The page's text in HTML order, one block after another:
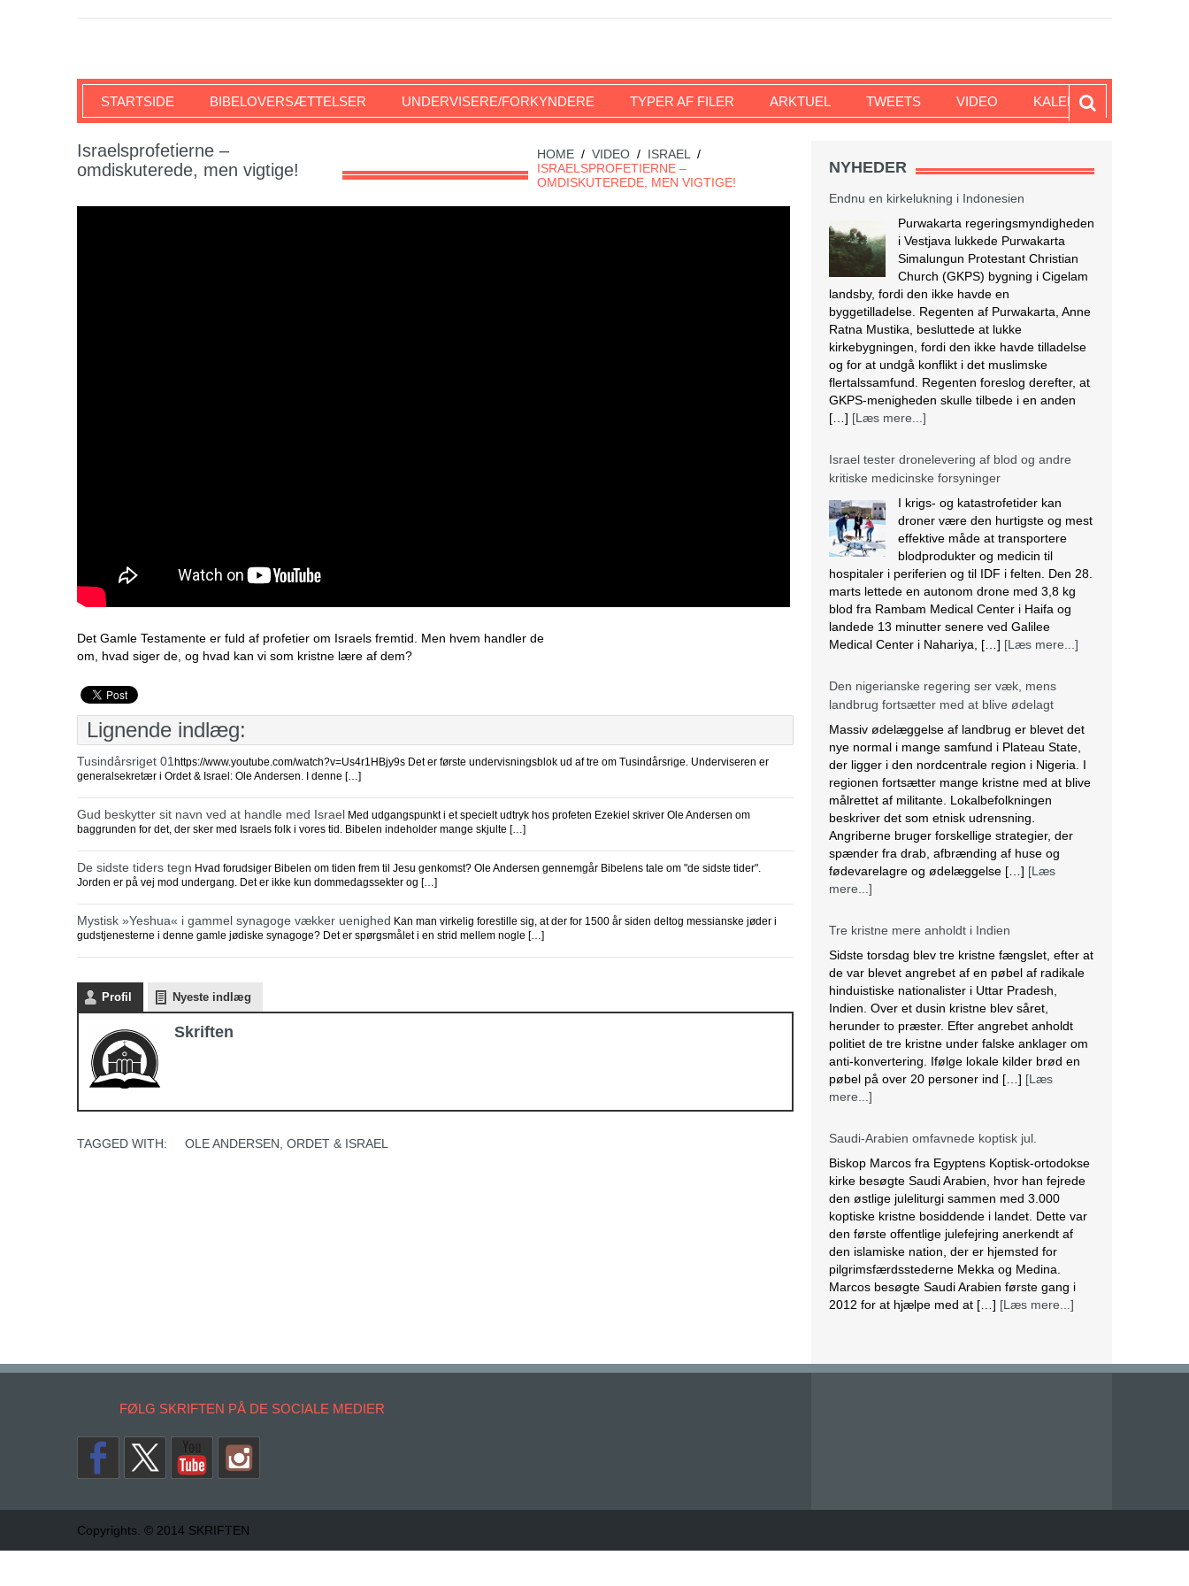
SKRIFTEN
STARTSIDE BIBELOVERSÆTTELSER UNDERVISERE/FORKYNDERE TYPER AF FILER ARKTUEL TWEETS VIDEO KALENDER
HOME / VIDEO / ISRAEL
/
ISRAELSPROFETIERNE –
OMDISKUTEREDE, MEN VIGTIGE!
Israelsprofetierne –
omdiskuterede, men vigtige!
Det Gamle Testamente er fuld af profetier om Israels fremtid. Men hvem handler de
om, hvad siger de, og hvad kan vi som kristne lære af dem?
Lignende indlæg:
Tusindårsriget 01 https://www.youtube.com/watch?v=Us4r1HBjy9s Det er første undervisningsblok ud af tre om Tusindårsrige. Underviseren er
generalsekretær i Ordet & Israel: Ole Andersen. I denne […]
Gud beskytter sit navn ved at handle med Israel Med udgangspunkt i et specielt udtryk hos profeten Ezekiel skriver Ole Andersen om
baggrunden for det, der sker med Israels folk i vores tid. Bibelen indeholder mange skjulte […]
De sidste tiders tegn Hvad forudsiger Bibelen om tiden frem til Jesu genkomst? Ole Andersen gennemgår Bibelens tale om "de sidste tider".
Jorden er på vej mod undergang. Det er ikke kun dommedagssekter og […]
Mystisk »Yeshua« i gammel synagoge vækker uenighed Kan man virkelig forestille sig, at der for 1500 år siden deltog messianske jøder i
gudstjenesterne i denne gamle jødiske synagoge? Det er spørgsmålet i en strid mellem nogle […]
Profil Nyeste indlæg
Skriften
TAGGED WITH: OLE ANDERSEN ORDET & ISRAEL
NYHEDER
Endnu en kirkelukning i Indonesien
Purwakarta regeringsmyndigheden
i Vestjava lukkede Purwakarta
Simalungun Protestant Christian
Church (GKPS) bygning i Cigelam
landsby, fordi den ikke havde en
byggetilladelse. Regenten af Purwakarta, Anne
Ratna Mustika, besluttede at lukke
kirkebygningen, fordi den ikke havde tilladelse
og for at undgå konflikt i det muslimske
flertalssamfund. Regenten foreslog derefter, at
GKPS-menigheden skulle tilbede i en anden
[…] [Læs mere...]
Israel tester dronelevering af blod og andre
kritiske medicinske forsyninger
I krigs- og katastrofetider kan
droner være den hurtigste og mest
effektive måde at transportere
blodprodukter og medicin til
hospitaler i periferien og til IDF i felten. Den 28.
marts lettede en autonom drone med 3,8 kg
blod fra Rambam Medical Center i Haifa og
landede 13 minutter senere ved Galilee
Medical Center i Nahariya, […] [Læs mere...]
Den nigerianske regering ser væk, mens
landbrug fortsætter med at blive ødelagt
Massiv ødelæggelse af landbrug er blevet det
nye normal i mange samfund i Plateau State,
der ligger i den nordcentrale region i Nigeria. I
regionen fortsætter mange kristne med at blive
målrettet af militante. Lokalbefolkningen
beskriver det som etnisk udrensning.
Angriberne bruger forskellige strategier, der
spænder fra drab, afbrænding af huse og
fødevarelagre og ødelæggelse […] [Læs
mere...]
Tre kristne mere anholdt i Indien
Sidste torsdag blev tre kristne fængslet, efter at
de var blevet angrebet af en pøbel af radikale
hinduistiske nationalister i Uttar Pradesh,
Indien. Over et dusin kristne blev såret,
herunder to præster. Efter angrebet anholdt
politiet de tre kristne under falske anklager om
anti-konvertering. Ifølge lokale kilder brød en
pøbel på over 20 personer ind […] [Læs
mere...]
Saudi-Arabien omfavnede koptisk jul.
Biskop Marcos fra Egyptens Koptisk-ortodokse
kirke besøgte Saudi Arabien, hvor han fejrede
den østlige juleliturgi sammen med 3.000
koptiske kristne bosiddende i landet. Dette var
den første offentlige julefejring anerkendt af
den islamiske nation, der er hjemsted for
pilgrimsfærdsstederne Mekka og Medina.
Marcos besøgte Saudi Arabien første gang i
2012 for at hjælpe med at […] [Læs mere...]
lovændring
vist på nationalt […][Læs mere...]
Abbas erklærer alle aftaler med Israel og USA
FØLG SKRIFTEN PÅ DE SOCIALE MEDIER
Copyrights. © 2014 SKRIFTEN